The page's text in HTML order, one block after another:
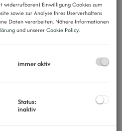
widerrufbaren) Einwilligung Cookies zum
sowie zur Analyse Ihres Userverhaltens
Daten verarbeiten. Nähere Informationen
und unsererCookie Policy.
immer aktiv
Status:
inaktiv